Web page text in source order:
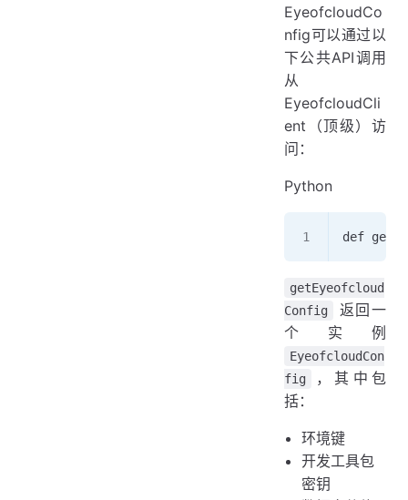
EyeofcloudCo
nfig可以通过以
下公共API调用
从
EyeofcloudCli
ent（顶级）访
问：
Python
def
getEyeofcloud
Config
返回一
个实例
EyeofcloudCon
fig
，其中包
括：
环境键
开发工具包
密钥